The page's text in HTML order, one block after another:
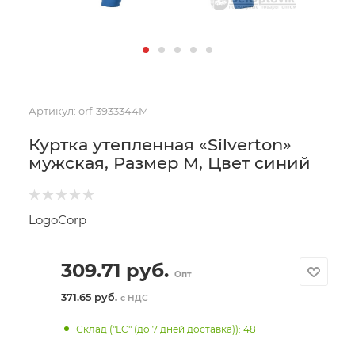
Артикул: orf-3933344M
Куртка утепленная «Silverton»
мужская, Размер M, Цвет синий
LogoCorp
309.71 руб. Опт
371.65 руб. с НДС
Склад ("LC" (до 7 дней доставка)): 48